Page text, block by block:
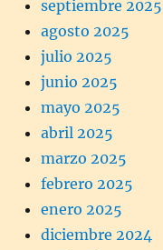
septiembre 2025
agosto 2025
julio 2025
junio 2025
mayo 2025
abril 2025
marzo 2025
febrero 2025
enero 2025
diciembre 2024